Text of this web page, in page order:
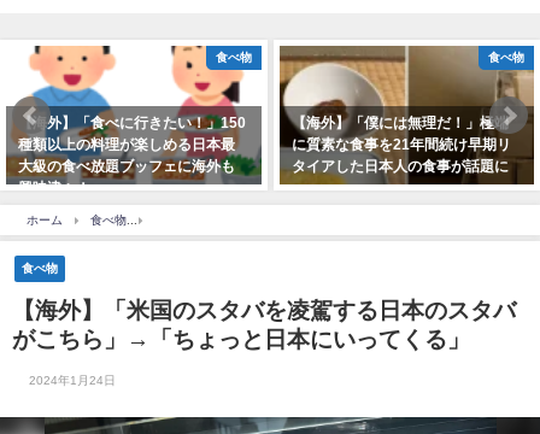
食べ物
【海外】「僕には無理だ！」極端
に質素な食事を21年間続け早期リ
タイアした日本人の食事が話題に
スポーツ
【海外】「彼は非現実的すぎる」
ドジャース大谷翔平が45号を放ち
メジャー史上初の45-45達成！
ホーム 食べ物
食べ物
【海外】「米国のスタバを凌駕する日本のスタバ
がこちら」→「ちょっと日本にいってくる」
2024年1月24日